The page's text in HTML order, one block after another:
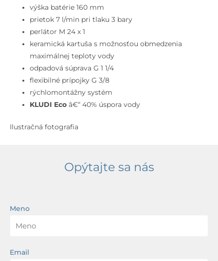
výpustom,
chróm
výška batérie 160 mm
prietok 7 l/min pri tlaku 3 bary
perlátor M 24 x 1
keramická kartuša s možnosťou obmedzenia
maximálnej teploty vody
odpadová súprava G 1 1/4
flexibilné prípojky G 3/8
rýchlomontážny systém
KLUDI Eco â€“ 40% úspora vody
Ilustračná fotografia
Opýtajte sa nás
Meno
Email